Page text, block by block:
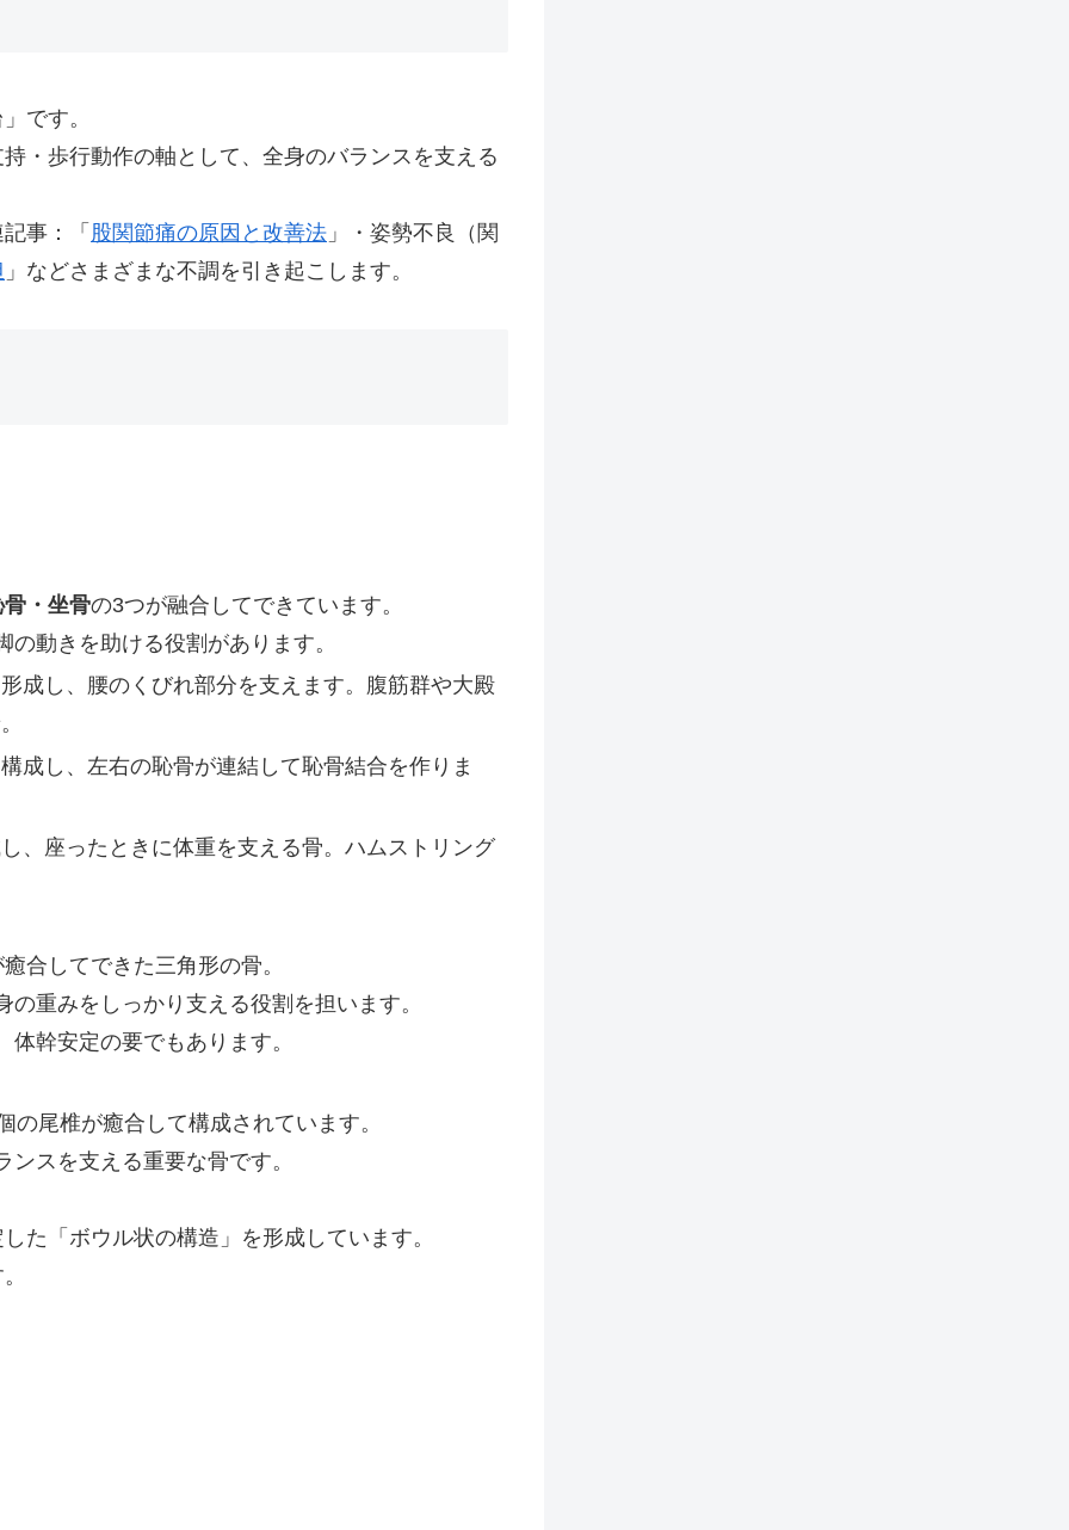
です。
・歩行動作の軸として、全身のバランスを支える
事：「 股関節痛の原因と改善法 」・姿勢不良（関
」などさまざまな不調を引き起こします。
・坐骨の3つが融合してできています。
動きを助ける役割があります。
成し、腰のくびれ部分を支えます。腹筋群や大殿
成し、左右の恥骨が連結して恥骨結合を作りま
、座ったときに体重を支える骨。ハムストリング
合してできた三角形の骨。
重みをしっかり支える役割を担います。
幹安定の要でもあります。
尾椎が癒合して構成されています。
スを支える重要な骨です。
た「ボウル状の構造」を形成しています。